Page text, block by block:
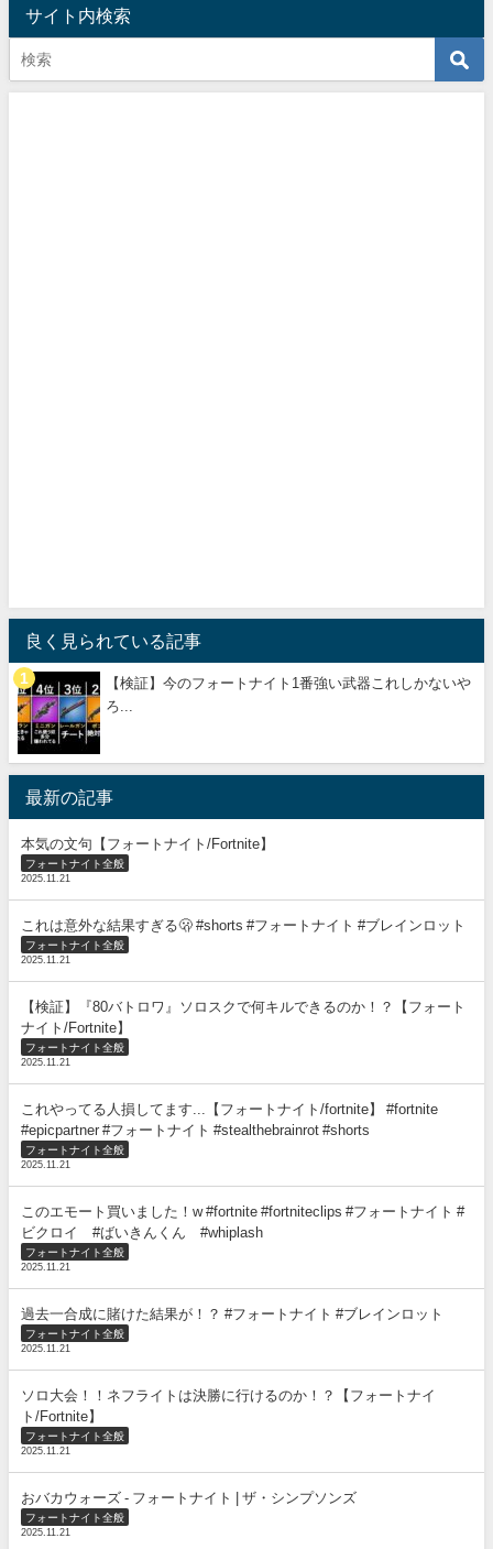
サイト内検索
良く見られている記事
【検証】今のフォートナイト1番強い武器これしかないや
ろ...
最新の記事
本気の文句【フォートナイト/Fortnite】
フォートナイト全般
2025.11.21
これは意外な結果すぎる🫢 #shorts #フォートナイト #ブレインロット
フォートナイト全般
2025.11.21
【検証】『80バトロワ』ソロスクで何キルできるのか！？【フォート
ナイト/Fortnite】
フォートナイト全般
2025.11.21
これやってる人損してます...【フォートナイト/fortnite】 #fortnite
#epicpartner #フォートナイト #stealthebrainrot #shorts
フォートナイト全般
2025.11.21
このエモート買いました！w #fortnite #fortniteclips #フォートナイト #
ビクロイ #ばいきんくん #whiplash
フォートナイト全般
2025.11.21
過去一合成に賭けた結果が！？ #フォートナイト #ブレインロット
フォートナイト全般
2025.11.21
ソロ大会！！ネフライトは決勝に行けるのか！？【フォートナイ
ト/Fortnite】
フォートナイト全般
2025.11.21
おバカウォーズ - フォートナイト | ザ・シンプソンズ
フォートナイト全般
2025.11.21